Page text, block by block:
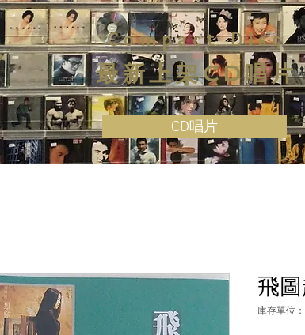
Compact Disc
最新上架CD唱片
CD唱片
飛
庫存單位